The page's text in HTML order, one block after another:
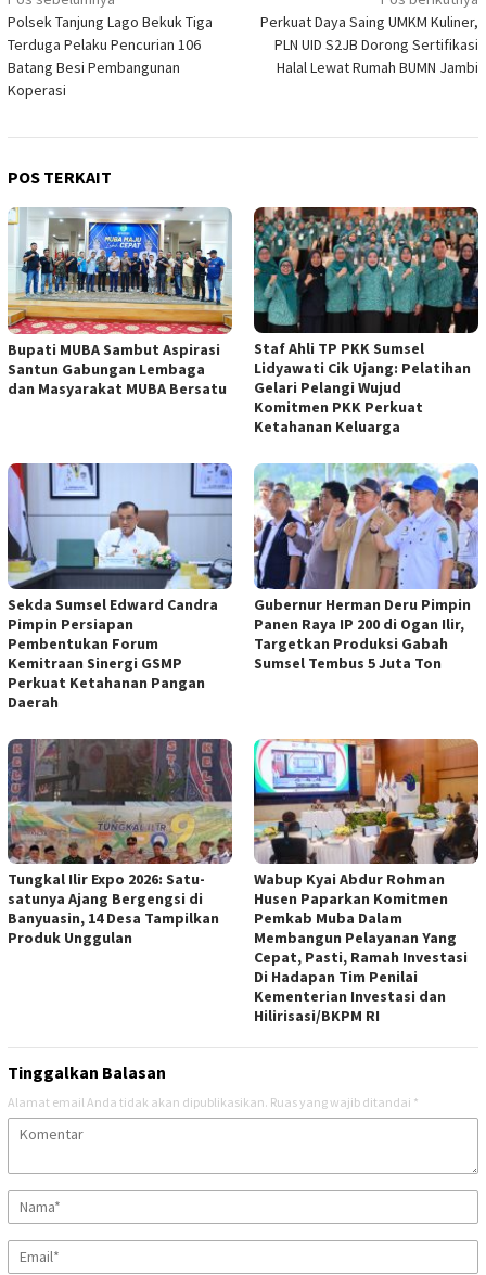
pos
Polsek Tanjung Lago Bekuk Tiga
Terduga Pelaku Pencurian 106
Batang Besi Pembangunan
Koperasi
Perkuat Daya Saing UMKM Kuliner,
PLN UID S2JB Dorong Sertifikasi
Halal Lewat Rumah BUMN Jambi
POS TERKAIT
Bupati MUBA Sambut Aspirasi
Santun Gabungan Lembaga
dan Masyarakat MUBA Bersatu
Staf Ahli TP PKK Sumsel
Lidyawati Cik Ujang: Pelatihan
Gelari Pelangi Wujud
Komitmen PKK Perkuat
Ketahanan Keluarga
Sekda Sumsel Edward Candra
Pimpin Persiapan
Pembentukan Forum
Kemitraan Sinergi GSMP
Perkuat Ketahanan Pangan
Daerah
Gubernur Herman Deru Pimpin
Panen Raya IP 200 di Ogan Ilir,
Targetkan Produksi Gabah
Sumsel Tembus 5 Juta Ton
Tungkal Ilir Expo 2026: Satu-
satunya Ajang Bergengsi di
Banyuasin, 14 Desa Tampilkan
Produk Unggulan
Wabup Kyai Abdur Rohman
Husen Paparkan Komitmen
Pemkab Muba Dalam
Membangun Pelayanan Yang
Cepat, Pasti, Ramah Investasi
Di Hadapan Tim Penilai
Kementerian Investasi dan
Hilirisasi/BKPM RI
Tinggalkan Balasan
Alamat email Anda tidak akan dipublikasikan. Ruas yang wajib ditandai *